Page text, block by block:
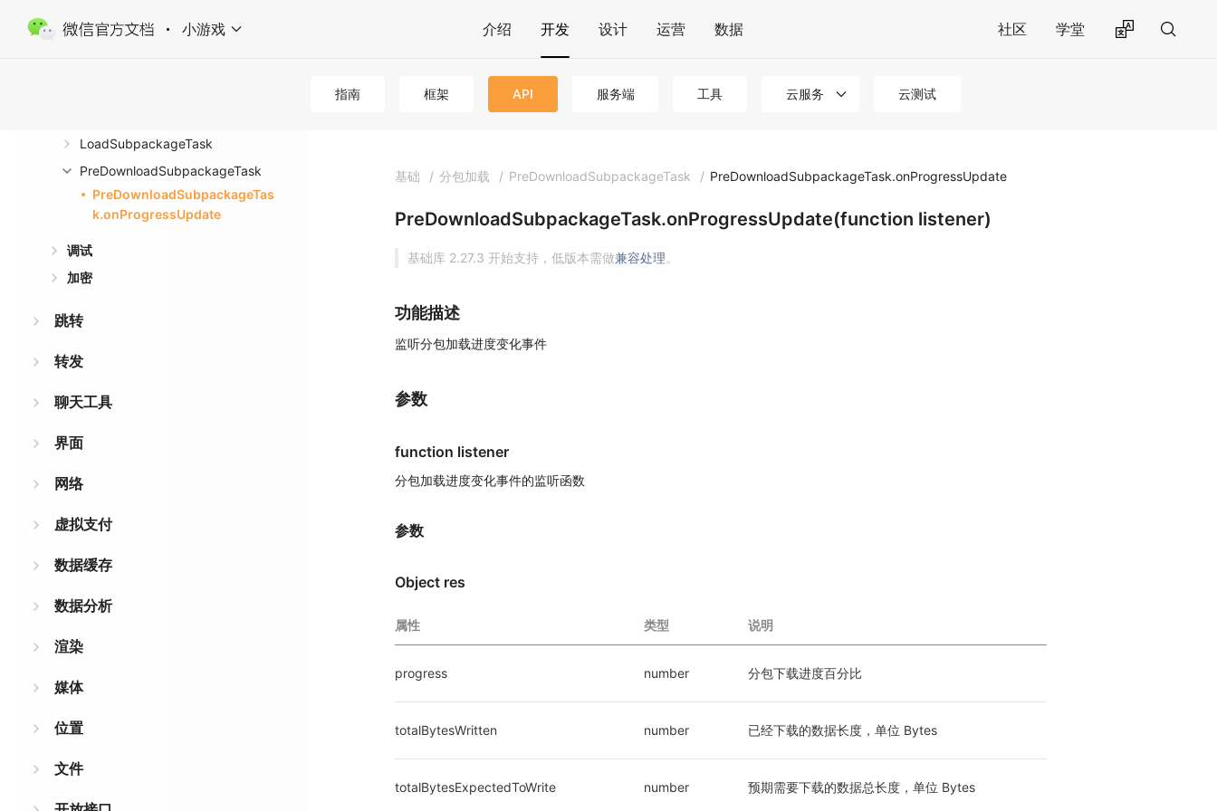
小游戏 介绍 开发 设计 运营 数据 社区 学堂
指南 框架 API 服务端 工具 云服务 云测试
性能
LoadSubpackageTask
PreDownloadSubpackageTask
PreDownloadSubpackageTas
k.onProgressUpdate
调试
加密
跳转
转发
聊天工具
界面
网络
虚拟支付
数据缓存
数据分析
渲染
媒体
位置
文件
基础 / 分包加载 / PreDownloadSubpackageTask / PreDownloadSubpackageTask.onProgressUpdate
PreDownloadSubpackageTask.onProgressUpdate(function listener)
基础库 2.27.3 开始支持，低版本需做兼容处理。
功能描述
监听分包加载进度变化事件
参数
function listener
分包加载进度变化事件的监听函数
参数
Object res
属性 类型 说明
progress number 分包下载进度百分比
totalBytesWritten number 已经下载的数据长度，单位 Bytes
totalBytesExpectedToWrite number 预期需要下载的数据总长度，单位 Bytes